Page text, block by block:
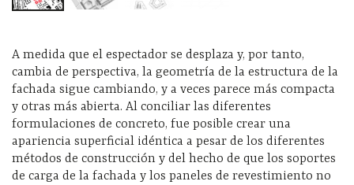
A medida que el espectador se desplaza y, por tanto,
cambia de perspectiva, la geometría de la estructura de la
fachada sigue cambiando, y a veces parece más compacta
y otras más abierta. Al conciliar las diferentes
formulaciones de concreto, fue posible crear una
apariencia superficial idéntica a pesar de los diferentes
métodos de construcción y del hecho de que los soportes
de carga de la fachada y los paneles de revestimiento no